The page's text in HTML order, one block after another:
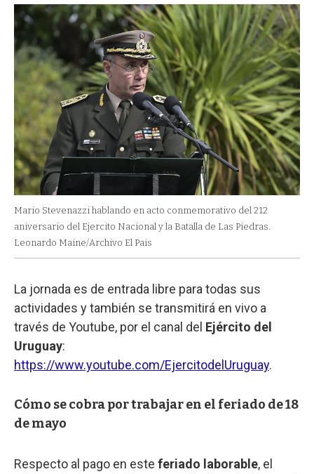
Mario Stevenazzi hablando en acto conmemorativo del 212
aniversario del Ejercito Nacional y la Batalla de Las Piedras.
Leonardo Maine/Archivo El Pais
La jornada es de entrada libre para todas sus
actividades y también se transmitirá en vivo a
través de Youtube, por el canal del Ejército del
Uruguay:
https://www.youtube.com/EjercitodelUruguay.
Cómo se cobra por trabajar en el feriado de 18
de mayo
Respecto al pago en este feriado laborable, el